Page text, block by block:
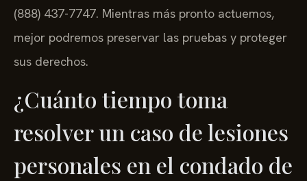
(888) 437-7747. Mientras más pronto actuemos,
mejor podremos preservar las pruebas y proteger
sus derechos.
¿Cuánto tiempo toma
resolver un caso de lesiones
personales en el condado de